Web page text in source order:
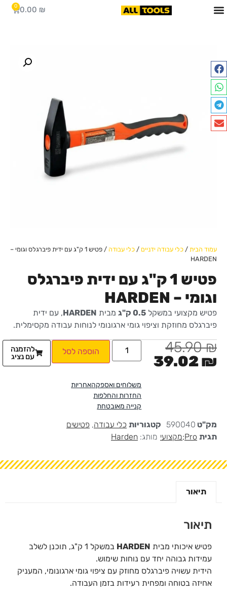
0.00 ₪
0
עמוד הבית / כלי עבודה ידניים / כלי עבודה
/ פטיש 1 ק"ג עם ידית פיברגלס וגומי –
HARDEN
פטיש 1 ק"ג עם ידית פיברגלס
וגומי – HARDEN
פטיש מקצועי במשקל 0.5 ק"ג מבית HARDEN, עם ידית
פיברגלס מחוזקת וציפוי גומי ארגונומי לנוחות עבודה מקסימלית.
45.90₪
39.02₪
הוספה לסל
משלוחים ואספקהאחריות
החזרות והחלפות
קנייה מאובטחת
להזמנה
עם נציג
מק"ט 590040 קטגוריות כלי עבודה, פטישים
תגית Pro;מקצועי מותג: Harden
תיאור
תיאור
פטיש איכותי מבית HARDEN
במשקל 1 ק"ג, תוכנן לשלב
עמידות גבוהה יחד עם נוחות שימוש.
הידית עשויה פיברגלס מחוזק עם ציפוי גומי ארגונומי, המעניק
אחיזה בטוחה ומפחית רעידות בזמן העבודה.